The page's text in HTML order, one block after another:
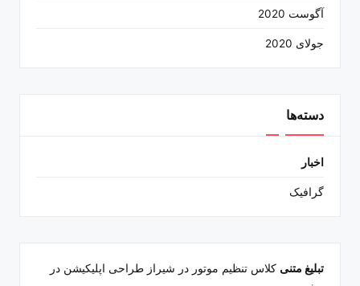
آگوست 2020
جولای 2020
دسته‌ها
اخبار
گرافیک
تبلیغ متنی کلاس تنظیم موتور در شیراز طراحی اپلیکیشن در